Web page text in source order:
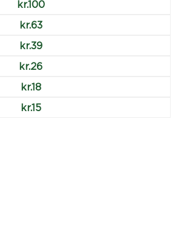
kr.100
kr.63
kr.39
kr.26
kr.18
kr.15